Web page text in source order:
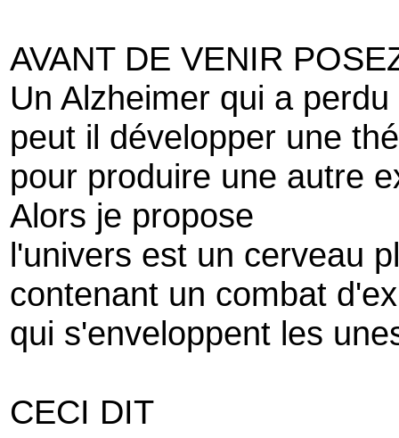
AVANT DE VENIR
Un Alzheimer qui a
peut il développer une
pour produire une autre
Alors je propose
l'univers est un cerveau
contenant un combat
qui s'enveloppent les
CECI DIT